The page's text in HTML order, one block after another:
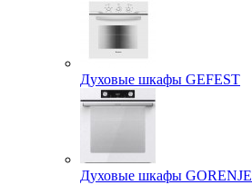
Духовые шкафы GEFEST
Духовые шкафы GORENJE